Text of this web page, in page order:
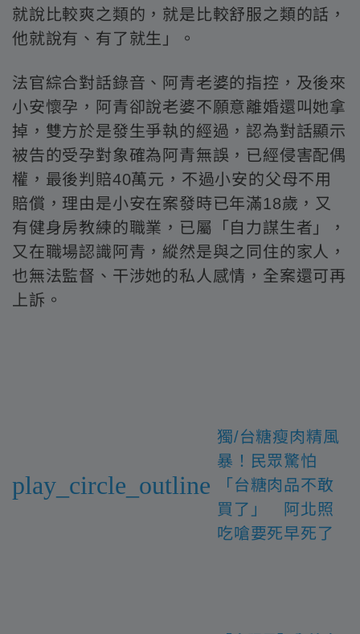
就說比較爽之類的，就是比較舒服之類的話，
他就說有、有了就生」。
法官綜合對話錄音、阿青老婆的指控，及後來
小安懷孕，阿青卻說老婆不願意離婚還叫她拿
掉，雙方於是發生爭執的經過，認為對話顯示
被告的受孕對象確為阿青無誤，已經侵害配偶
權，最後判賠40萬元，不過小安的父母不用
賠償，理由是小安在案發時已年滿18歲，又
有健身房教練的職業，已屬「自力謀生者」，
又在職場認識阿青，縱然是與之同住的家人，
也無法監督、干涉她的私人感情，全案還可再
上訴。
play_circle_outline
獨/台糖瘦肉精風
暴！民眾驚怕
「台糖肉品不敢
買了」 阿北照
吃嗆要死早死了